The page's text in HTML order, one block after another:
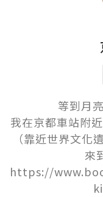
等到月
我在京都車站附
（靠近世界文化
來
https://